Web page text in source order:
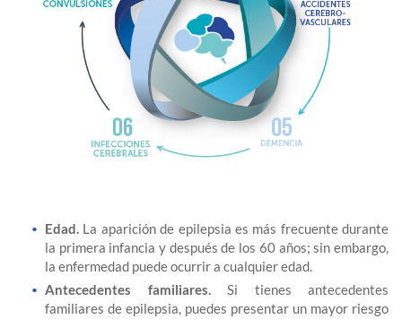
Edad. La aparición de epilepsia es más frecuente durante
la primera infancia y después de los 60 años; sin embargo,
la enfermedad puede ocurrir a cualquier edad.
Antecedentes familiares. Si tienes antecedentes
familiares de epilepsia, puedes presentar un mayor riesgo